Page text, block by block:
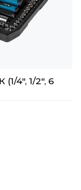
4", 1/2", 6